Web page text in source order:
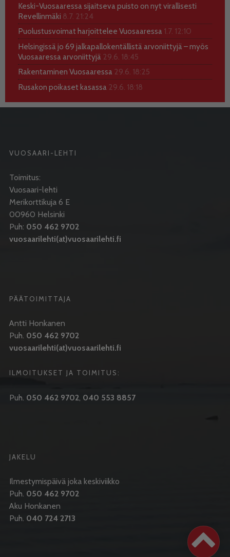
Keski-Vuosaaressa sijaitseva puisto on nyt virallisesti
Revellinmäki 8.7. 21:24
Puolustusvoimat harjoittelee Vuosaaressa 1.7. 12:10
Helsingissä jo 69 jalkapallokentällistä arvoniittyjä – myös
Vuosaaressa arvoniittyjä 29.6. 18:45
Rakentaminen Vuosaaressa 29.6. 18:25
Rusakon poikaset kasassa 29.6. 18:18
VUOSAARI-LEHTI
Toimitus:
Vuosaari-lehti
Merikorttikuja 6 E
00960 Helsinki
Puh: 050 462 9702
vuosaarilehti(at)vuosaarilehti.fi
PÄÄTOIMITTAJA
Antti Honkanen
Puh. 050 462 9702
vuosaarilehti(at)vuosaarilehti.fi
ILMOITUKSET JA TOIMITUS:
Puh. 050 462 9702, 040 553 8857
JAKELU
Ilmestymispäivä joka keskiviikko
Puh. 050 462 9702
Aku Honkanen
Puh. 040 724 2713